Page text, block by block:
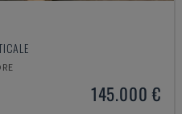
145.000 €